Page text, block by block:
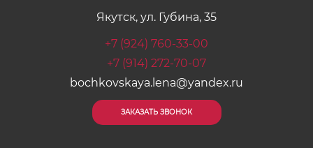
Якутск, ул. Губина, 35
+7 (924) 760-33-00
+7 (914) 272-70-07
bochkovskaya.lena@yandex.ru
ЗАКАЗАТЬ ЗВОНОК